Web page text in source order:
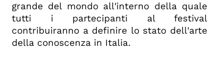
grande del mondo all'interno della quale
tutti i partecipanti al festival
contribuiranno a definire lo stato dell'arte
della conoscenza in Italia.